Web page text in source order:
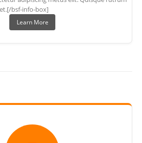
bsf-info-box]
Learn More